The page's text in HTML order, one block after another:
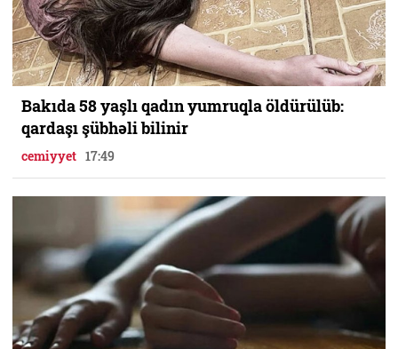
Bakıda 58 yaşlı qadın yumruqla öldürülüb:
qardaşı şübhəli bilinir
cemiyyet 17:49